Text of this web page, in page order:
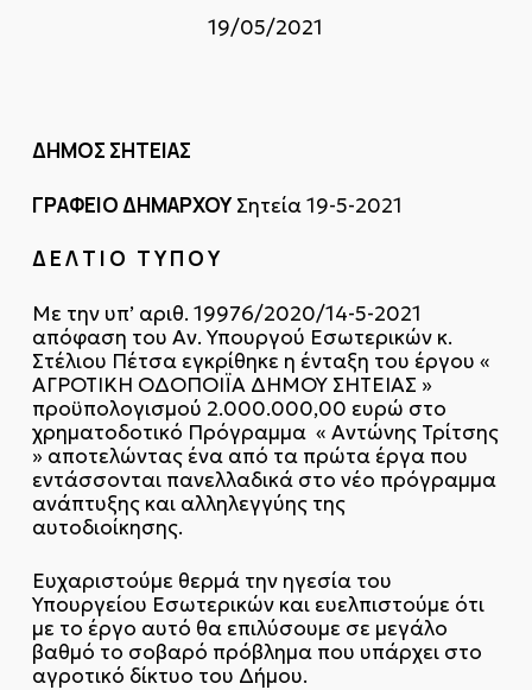
19/05/2021
ΔΗΜΟΣ ΣΗΤΕΙΑΣ
ΓΡΑΦΕΙΟ ΔΗΜΑΡΧΟΥΣητεία 19-5-2021
Δ Ε Λ Τ Ι Ο Τ Υ Π Ο Υ
Με την υπ’ αριθ. 19976/2020/14-5-2021
απόφαση του Αν. Υπουργού Εσωτερικών κ.
Στέλιου Πέτσα εγκρίθηκε η ένταξη του έργου «
ΑΓΡΟΤΙΚΗ ΟΔΟΠΟΙΪΑ ΔΗΜΟΥ ΣΗΤΕΙΑΣ »
προϋπολογισμού 2.000.000,00 ευρώ στο
χρηματοδοτικό Πρόγραμμα « Αντώνης Τρίτσης
» αποτελώντας ένα από τα πρώτα έργα που
εντάσσονται πανελλαδικά στο νέο πρόγραμμα
ανάπτυξης και αλληλεγγύης της
αυτοδιοίκησης.
Ευχαριστούμε θερμά την ηγεσία του
Υπουργείου Εσωτερικών και ευελπιστούμε ότι
με το έργο αυτό θα επιλύσουμε σε μεγάλο
βαθμό το σοβαρό πρόβλημα που υπάρχει στο
αγροτικό δίκτυο του Δήμου.